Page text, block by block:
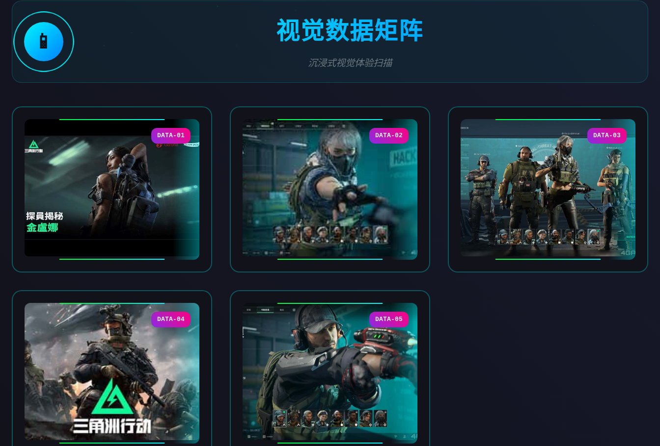
📱 视觉数据矩阵
沉浸式视觉体验扫描
DATA-01 DATA-02 DATA-03
DATA-04 DATA-05